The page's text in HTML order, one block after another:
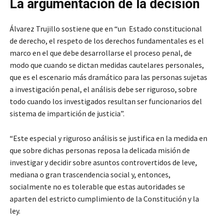
La argumentación de la decisión
Álvarez Trujillo sostiene que en “un Estado constitucional
de derecho, el respeto de los derechos fundamentales es el
marco en el que debe desarrollarse el proceso penal, de
modo que cuando se dictan medidas cautelares personales,
que es el escenario más dramático para las personas sujetas
a investigación penal, el análisis debe ser riguroso, sobre
todo cuando los investigados resultan ser funcionarios del
sistema de impartición de justicia”.
“Este especial y riguroso análisis se justifica en la medida en
que sobre dichas personas reposa la delicada misión de
investigar y decidir sobre asuntos controvertidos de leve,
mediana o gran trascendencia social y, entonces,
socialmente no es tolerable que estas autoridades se
aparten del estricto cumplimiento de la Constitución y la
ley.